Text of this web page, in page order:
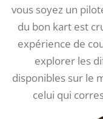
vous soyez un
du bon kart est
expérience de
explorer les
disponibles sur le
celui qui